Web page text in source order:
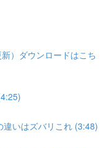
）ダウンロードはこち
いはズバリこれ (3:48)